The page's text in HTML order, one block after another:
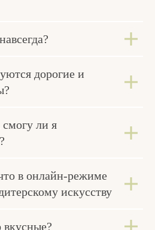
дорогие и
смогу ли я
в онлайн-режиме
искусству